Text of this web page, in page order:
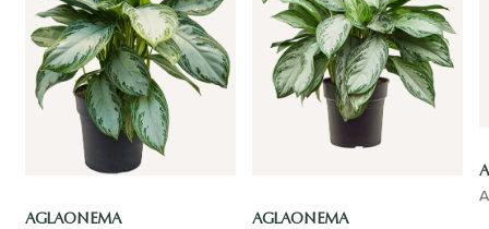
AGLAONEMA AGLAONEMA